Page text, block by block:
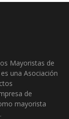
Mayoristas de
una Asociación
de
mayorista